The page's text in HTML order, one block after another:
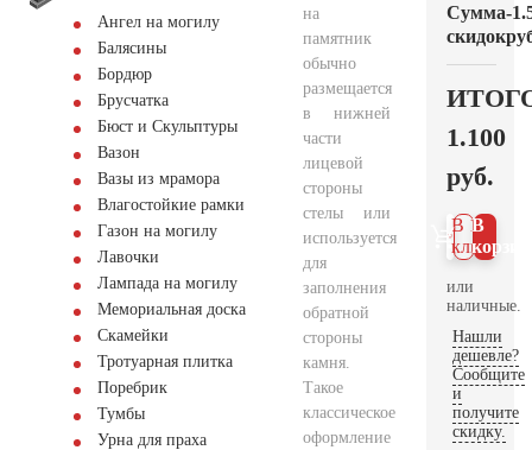
Ангел на могилу
Балясины
Бордюр
Брусчатка
Бюст и Скульптуры
Вазон
Вазы из мрамора
Влагостойкие рамки
Газон на могилу
Лавочки
Лампада на могилу
Мемориальная доска
Скамейки
Тротуарная плитка
Поребрик
Тумбы
Урна для праха
на
памятник
обычно
размещается
в нижней
части
лицевой
стороны
стелы или
используется
для
заполнения
обратной
стороны
камня.
Такое
классическое
оформление
Сумма
скидок
-
1.100
руб.
В
В 1
клик
или
наличные.
Нашли
дешевле?
Сообщите
и
получите
скидку.